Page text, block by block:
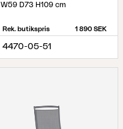
W59 D73 H109 cm
Rek. butikspris 1 890 SEK
4470-05-51